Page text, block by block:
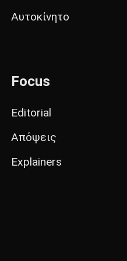
Αυτοκίνητο
Focus
Editorial
Απόψεις
Explainers